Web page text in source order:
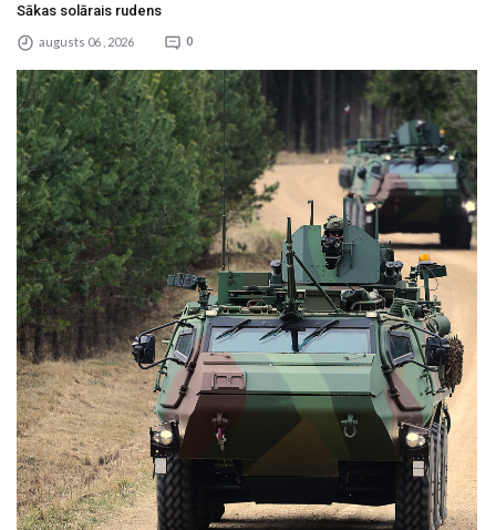
Sākas solārais rudens
augusts 06 , 2026 0